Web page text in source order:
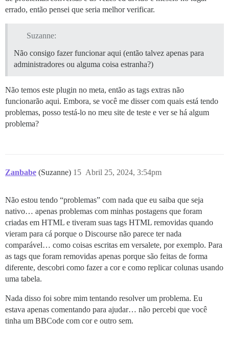
errado, então pensei que seria melhor verificar.
Suzanne:
Não consigo fazer funcionar aqui (então talvez apenas para
administradores ou alguma coisa estranha?)
Não temos este plugin no meta, então as tags extras não
funcionarão aqui. Embora, se você me disser com quais está tendo
problemas, posso testá-lo no meu site de teste e ver se há algum
problema?
Zanbabe (Suzanne) Abril 25, 2024, 3:54pm
15
Não estou tendo “problemas” com nada que eu saiba que seja
nativo… apenas problemas com minhas postagens que foram
criadas em HTML e tiveram suas tags HTML removidas quando
vieram para cá porque o Discourse não parece ter nada
comparável… como coisas escritas em versalete, por exemplo. Para
as tags que foram removidas apenas porque são feitas de forma
diferente, descobri como fazer a cor e como replicar colunas usando
uma tabela.
Nada disso foi sobre mim tentando resolver um problema. Eu
estava apenas comentando para ajudar… não percebi que você
tinha um BBCode com cor e outro sem.